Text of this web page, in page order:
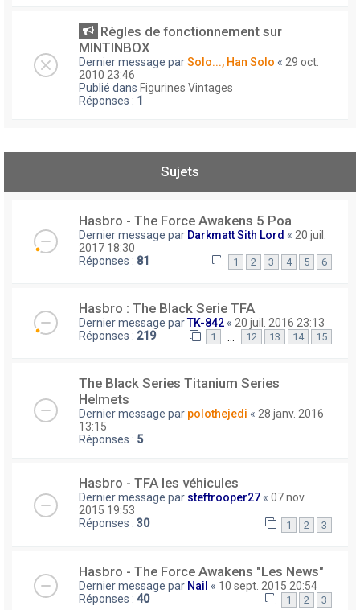
Règles de fonctionnement sur
MINTINBOX
Dernier message parSolo..., Han Solo « 29 oct.
2010 23:46
Publié dans Figurines Vintages
Réponses : 1
Sujets
Hasbro - The Force Awakens 5 Poa
Dernier message par Darkmatt Sith Lord « 20 juil.
2017 18:30
Réponses : 81 1 2 3 4 5 6
Hasbro : The Black Serie TFA
Dernier message parTK-842 « 20 juil. 2016 23:13
Réponses : 219 1 12 13 14 15
The Black Series Titanium Series
Helmets
Dernier message par polothejedi « 28 janv. 2016
13:15
Réponses : 5
Hasbro - TFA les véhicules
Dernier message par steftrooper27 « 07 nov.
2015 19:53
Réponses : 30 1 2 3
Hasbro - The Force Awakens "Les News"
Dernier message par Nail « 10 sept. 2015 20:54
Réponses : 40 1 2 3